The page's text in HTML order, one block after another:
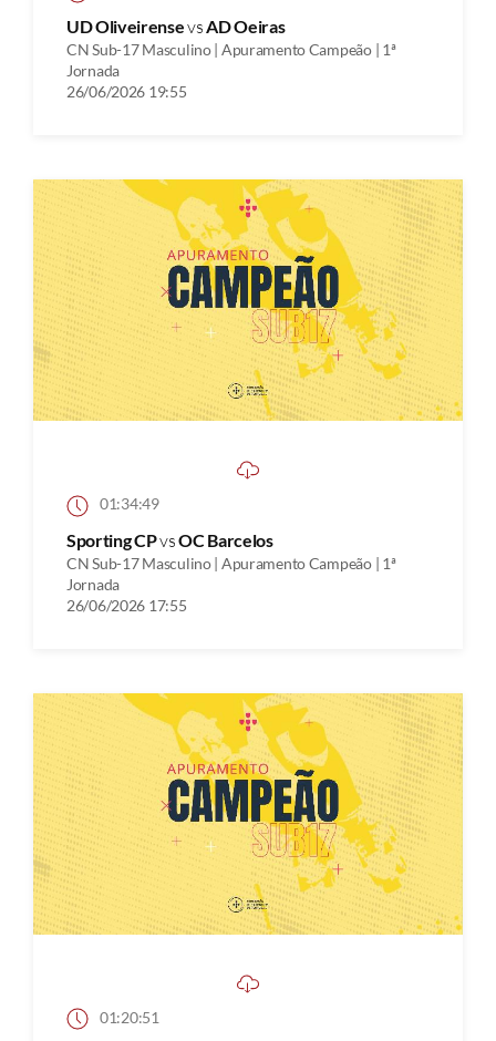
UD OliveirensevsAD Oeiras
CN Sub-17 Masculino | Apuramento Campeão | 1ª
Jornada
26/06/2026 19:55
01:34:49
Sporting CPvsOC Barcelos
CN Sub-17 Masculino | Apuramento Campeão | 1ª
Jornada
26/06/2026 17:55
01:20:51